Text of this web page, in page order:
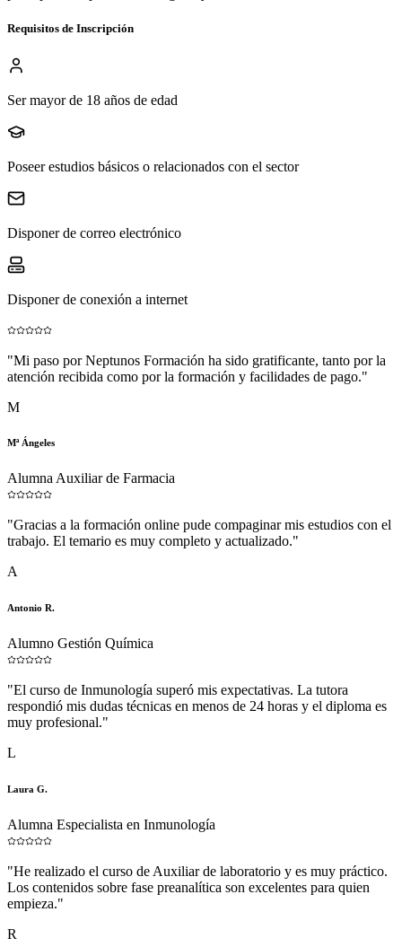
Requisitos de Inscripción
Ser mayor de 18 años de edad
Poseer estudios básicos o relacionados con el sector
Disponer de correo electrónico
Disponer de conexión a internet
"Mi paso por Neptunos Formación ha sido gratificante, tanto por la
atención recibida como por la formación y facilidades de pago."
M
Mª Ángeles
Alumna Auxiliar de Farmacia
"Gracias a la formación online pude compaginar mis estudios con el
trabajo. El temario es muy completo y actualizado."
A
Antonio R.
Alumno Gestión Química
"El curso de Inmunología superó mis expectativas. La tutora
respondió mis dudas técnicas en menos de 24 horas y el diploma es
muy profesional."
L
Laura G.
Alumna Especialista en Inmunología
"He realizado el curso de Auxiliar de laboratorio y es muy práctico.
Los contenidos sobre fase preanalítica son excelentes para quien
empieza."
R